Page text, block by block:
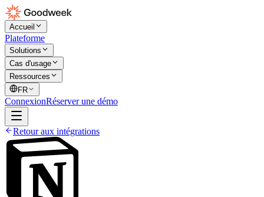
Accueil
Plateforme
Solutions
Cas d'usage
Ressources
FR
ConnexionRéserver une démo
Retour aux intégrations